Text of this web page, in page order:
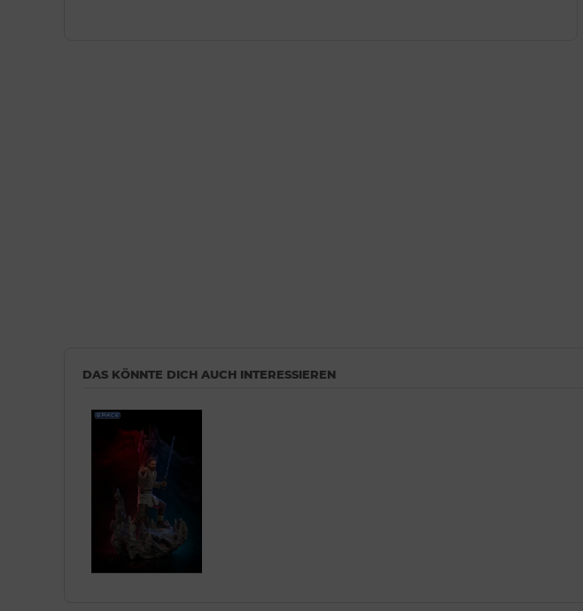
DAS KÖNNTE DICH AUCH INTERESSIEREN